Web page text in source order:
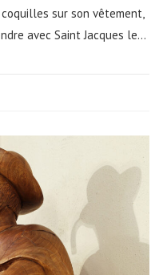
sur son vêtement,
avec Saint Jacques le…